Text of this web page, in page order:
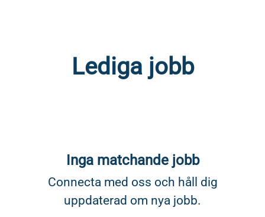
Lediga jobb
Inga matchande jobb
Connecta med oss och håll dig
uppdaterad om nya jobb.